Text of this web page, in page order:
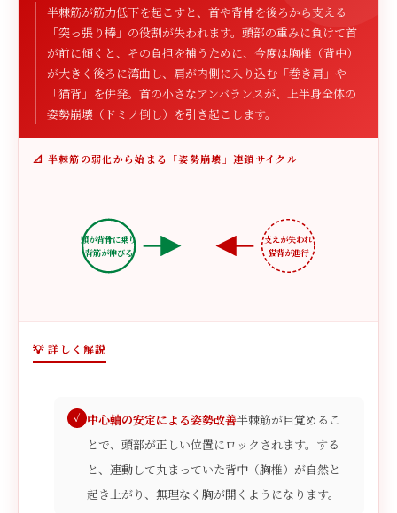
半棘筋が筋力低下を起こすと、首や背骨を後ろから支える
「突っ張り棒」の役割が失われます。頭部の重みに負けて首
が前に傾くと、その負担を補うために、今度は胸椎（背中）
が大きく後ろに湾曲し、肩が内側に入り込む「巻き肩」や
「猫背」を併発。首の小さなアンバランスが、上半身全体の
姿勢崩壊（ドミノ倒し）を引き起こします。
📐 半棘筋の弱化から始まる「姿勢崩壊」連鎖サイクル
頭が背骨に乗り
背筋が伸びる
支えが失われ
猫背が進行
💡 詳しく解説
中心軸の安定による姿勢改善半棘筋が目覚めるこ
とで、頭部が正しい位置にロックされます。する
と、連動して丸まっていた背中（胸椎）が自然と
起き上がり、無理なく胸が開くようになります。